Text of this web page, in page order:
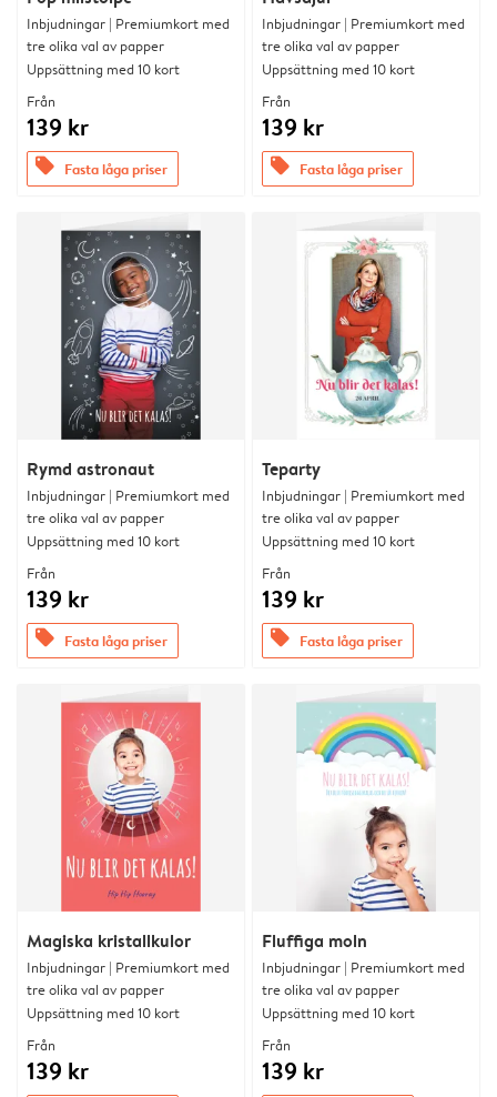
Inbjudningar | Premiumkort med
tre olika val av papper
Uppsättning med 10 kort
Från
139 kr
offers Fasta låga priser
Inbjudningar | Premiumkort med
tre olika val av papper
Uppsättning med 10 kort
Från
139 kr
offers Fasta låga priser
Rymd astronaut
Inbjudningar | Premiumkort med
tre olika val av papper
Uppsättning med 10 kort
Från
139 kr
offers Fasta låga priser
Teparty
Inbjudningar | Premiumkort med
tre olika val av papper
Uppsättning med 10 kort
Från
139 kr
offers Fasta låga priser
Magiska kristallkulor
Inbjudningar | Premiumkort med
tre olika val av papper
Uppsättning med 10 kort
Från
139 kr
Fluffiga moln
Inbjudningar | Premiumkort med
tre olika val av papper
Uppsättning med 10 kort
Från
139 kr